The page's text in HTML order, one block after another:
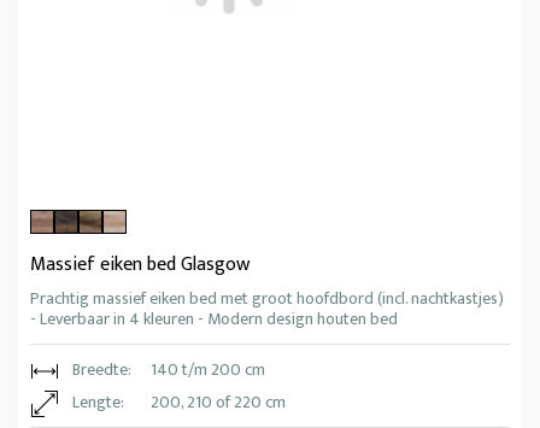
Massief eiken bed Glasgow
Prachtig massief eiken bed met groot hoofdbord (incl. nachtkastjes)
- Leverbaar in 4 kleuren - Modern design houten bed
Breedte:
140 t/m 200 cm
Lengte:
200, 210 of 220 cm